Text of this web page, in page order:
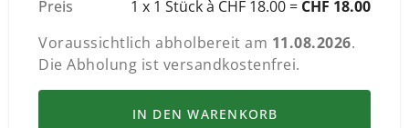
Preis 1 x 1 Stück à CHF 18.00 = CHF 18.00
Voraussichtlich abholbereit am 11.08.2026.
Die Abholung ist versandkostenfrei.
IN DEN WARENKORB